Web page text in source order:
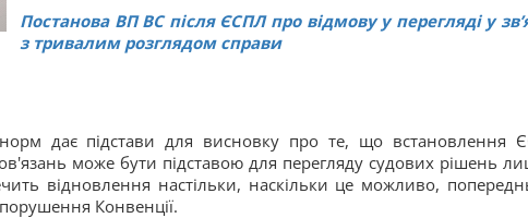
Постанова ВП ВС після ЄСПЛ про відмову у перегляді у
з тривалим розглядом справи
дає підстави для висновку про те, що встановлення
може бути підставою для перегляду судових рішень
відновлення настільки, наскільки це можливо,
Конвенції.